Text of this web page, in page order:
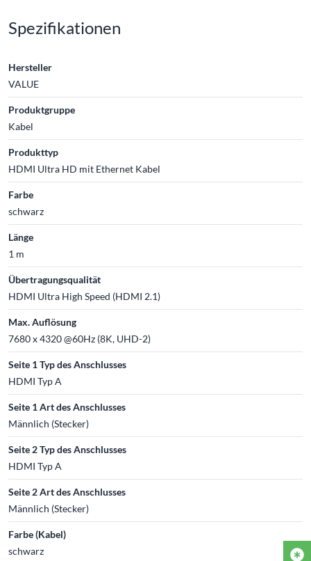
Spezifikationen
Hersteller
VALUE
Produktgruppe
Kabel
Produkttyp
HDMI Ultra HD mit Ethernet Kabel
Farbe
schwarz
Länge
1 m
Übertragungsqualität
HDMI Ultra High Speed (HDMI 2.1)
Max. Auflösung
7680 x 4320 @60Hz (8K, UHD-2)
Seite 1 Typ des Anschlusses
HDMI Typ A
Seite 1 Art des Anschlusses
Männlich (Stecker)
Seite 2 Typ des Anschlusses
HDMI Typ A
Seite 2 Art des Anschlusses
Männlich (Stecker)
Farbe (Kabel)
schwarz